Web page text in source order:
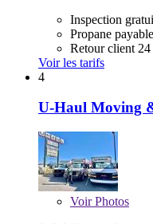
Inspection
Propane
Retour client 24
Voir les tarifs
4
U-Haul Moving
VoirPhotos